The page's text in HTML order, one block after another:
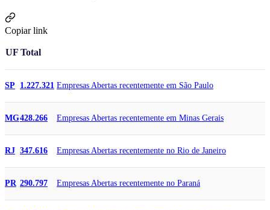
Copiar link
UF Total
SP 1.227.321 Empresas Abertas recentemente em São Paulo
MG428.266 Empresas Abertas recentemente em Minas Gerais
RJ 347.616 Empresas Abertas recentemente no Rio de Janeiro
PR 290.797 Empresas Abertas recentemente no Paraná